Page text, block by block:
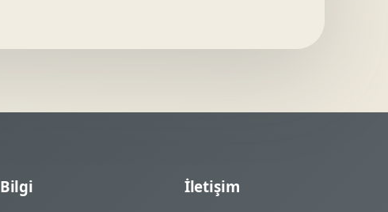
Bilgi İletişim